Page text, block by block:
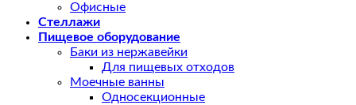
Офисные
Стеллажи
Пищевое оборудование
Баки из нержавейки
Для пищевых отходов
Моечные ванны
Односекционные